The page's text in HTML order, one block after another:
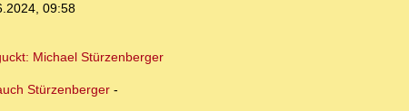
09:58
Michael Stürzenberger
Stürzenberger-